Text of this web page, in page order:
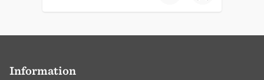
Information